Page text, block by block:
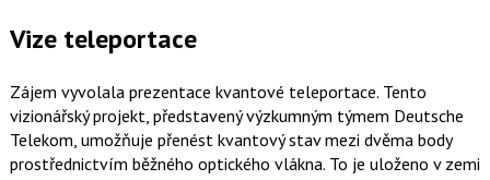
Vize teleportace
Zájem vyvolala prezentace kvantové teleportace. Tento
vizionářský projekt, představený výzkumným týmem Deutsche
Telekom, umožňuje přenést kvantový stav mezi dvěma body
prostřednictvím běžného optického vlákna. To je uloženo v zemi